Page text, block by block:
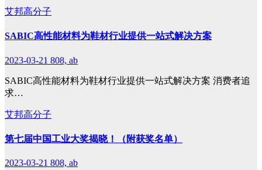
艾邦高分子
SABIC高性能材料为鞋材行业提供一站式解决方案
2023-03-21 808, ab
SABIC高性能材料为鞋材行业提供一站式解决方案 消费者追
求…
艾邦高分子
第七届中国工业大奖揭晓！（附获奖名单）
2023-03-21 808, ab